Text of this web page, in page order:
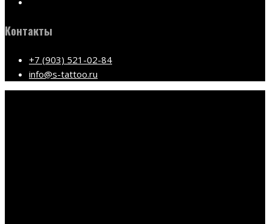
Контакты
+7 (903) 521-02-84
info@s-tattoo.ru